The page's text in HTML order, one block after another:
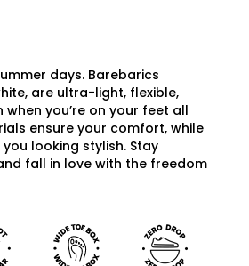
days. Barebarics
are ultra-light, flexible,
you’re on your feet all
ensure your comfort, while
looking stylish. Stay
fall in love with the freedom